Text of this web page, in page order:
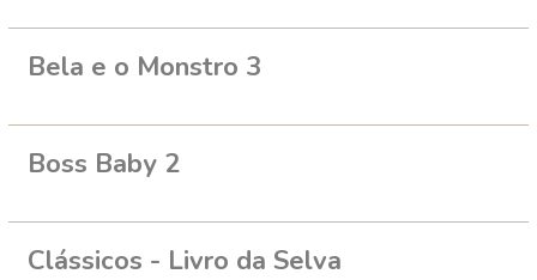
Bela e o Monstro 3
Boss Baby 2
Clássicos - Livro da Selva